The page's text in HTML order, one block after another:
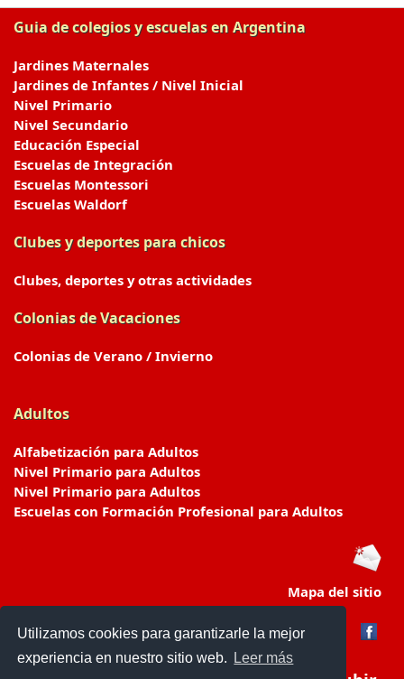
Utilizamos cookies para garantizarle la mejor
experiencia en nuestro sitio web.
Leer más
Guia de colegios y escuelas en Argentina
Jardines Maternales
Jardines de Infantes / Nivel Inicial
Nivel Primario
Nivel Secundario
Educación Especial
Escuelas de Integración
Escuelas Montessori
Escuelas Waldorf
Clubes y deportes para chicos
Clubes, deportes y otras actividades
Colonias de Vacaciones
Colonias de Verano / Invierno
Adultos
Alfabetización para Adultos
Nivel Primario para Adultos
Nivel Primario para Adultos
Escuelas con Formación Profesional para Adultos
Mapa del sitio